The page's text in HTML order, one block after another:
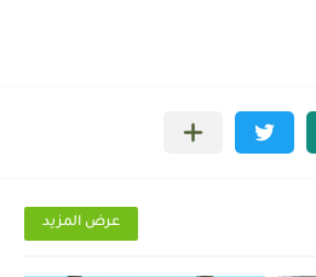
عرض المزيد